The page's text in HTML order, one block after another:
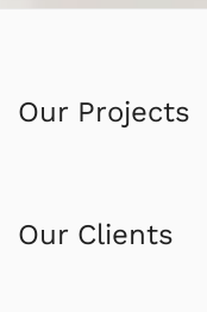
Our Projects
Our Clients